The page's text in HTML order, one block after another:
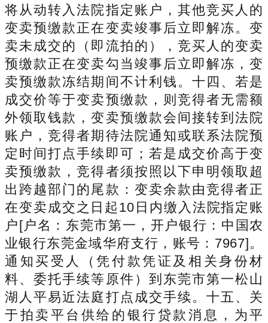
将从动转入法院指定账户，其他竞买人的
变卖预缴款正在变卖竣事后立即解冻。变
卖未成交的（即流拍的），竞买人的变卖
预缴款正在变卖勾当竣事后立即解冻，变
卖预缴款冻结期间不计利钱。十四、若是
成交价等于变卖预缴款，则竞得者无需额
外领取钱款，变卖预缴款会间接转到法院
账户，竞得者期待法院通知或联系法院预
定时间打点手续即可；若是成交价高于变
卖预缴款，竞得者须按照以下申明领取超
出跨越部门的尾款：变卖余款由竞得者正
在变卖成交之日起10日内缴入法院指定账
户[户名：东莞市第一，开户银行：中国农
业银行东莞金域华府支行，账号：7967]。
通知买受人（凭付款凭证及相关身份材
料、委托手续等原件）到东莞市第一松山
湖人平易近法庭打点成交手续。十五、关
于拍卖平台供给的银行贷款消息，为平